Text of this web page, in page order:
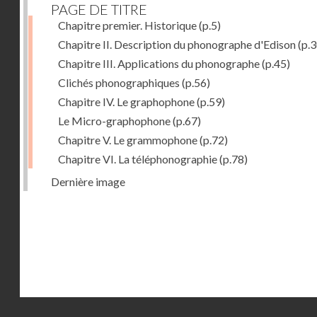
PAGE DE TITRE
Chapitre premier. Historique(p.5)
Chapitre II. Description du phonographe d'Edison
Chapitre III. Applications du phonographe(p.45)
Clichés phonographiques (p.56)
Chapitre IV. Le graphophone(p.59)
Le Micro-graphophone(p.67)
Chapitre V. Le grammophone(p.72)
Chapitre VI. La téléphonographie(p.78)
Dernière image